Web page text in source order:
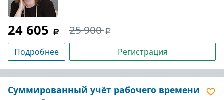
24 605 25 900
Подробнее Регистрация
Суммированный учёт рабочего времени